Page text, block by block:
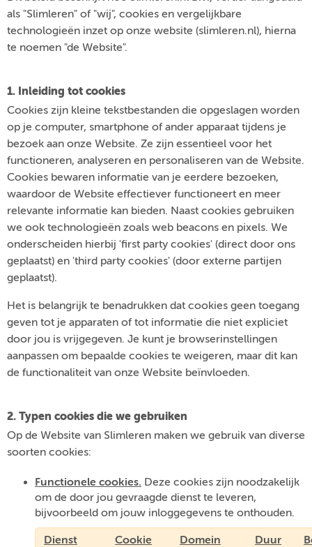
als "Slimleren" of "wij", cookies en vergelijkbare
technologieën inzet op onze website (slimleren.nl), hierna
te noemen "de Website".
1. Inleiding tot cookies
Cookies zijn kleine tekstbestanden die opgeslagen worden
op je computer, smartphone of ander apparaat tijdens je
bezoek aan onze Website. Ze zijn essentieel voor het
functioneren, analyseren en personaliseren van de Website.
Cookies bewaren informatie van je eerdere bezoeken,
waardoor de Website effectiever functioneert en meer
relevante informatie kan bieden. Naast cookies gebruiken
we ook technologieën zoals web beacons en pixels. We
onderscheiden hierbij 'first party cookies' (direct door ons
geplaatst) en 'third party cookies' (door externe partijen
geplaatst).
Het is belangrijk te benadrukken dat cookies geen toegang
geven tot je apparaten of tot informatie die niet expliciet
door jou is vrijgegeven. Je kunt je browserinstellingen
aanpassen om bepaalde cookies te weigeren, maar dit kan
de functionaliteit van onze Website beïnvloeden.
2. Typen cookies die we gebruiken
Op de Website van Slimleren maken we gebruik van diverse
soorten cookies:
Functionele cookies. Deze cookies zijn noodzakelijk
om de door jou gevraagde dienst te leveren,
bijvoorbeeld om jouw inloggegevens te onthouden.
Dienst Cookie Domein Duur